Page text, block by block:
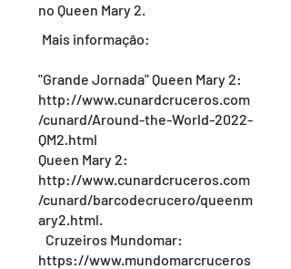
no Queen Mary 2.
Mais informação:
"Grande Jornada" Queen Mary 2:
http://www.cunardcruceros.com
/cunard/Around-the-World-2022-
QM2.html
Queen Mary 2:
http://www.cunardcruceros.com
/cunard/barcodecrucero/queenm
ary2.html.
Cruzeiros Mundomar:
https://www.mundomarcruceros